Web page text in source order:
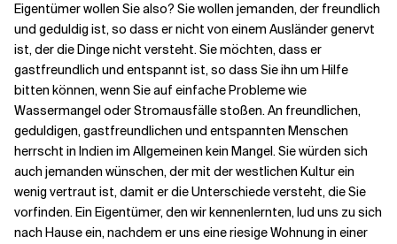
Eigentümer wollen Sie also? Sie wollen jemanden, der freundlich
und geduldig ist, so dass er nicht von einem Ausländer genervt
ist, der die Dinge nicht versteht. Sie möchten, dass er
gastfreundlich und entspannt ist, so dass Sie ihn um Hilfe
bitten können, wenn Sie auf einfache Probleme wie
Wassermangel oder Stromausfälle stoßen. An freundlichen,
geduldigen, gastfreundlichen und entspannten Menschen
herrscht in Indien im Allgemeinen kein Mangel. Sie würden sich
auch jemanden wünschen, der mit der westlichen Kultur ein
wenig vertraut ist, damit er die Unterschiede versteht, die Sie
vorfinden. Ein Eigentümer, den wir kennenlernten, lud uns zu sich
nach Hause ein, nachdem er uns eine riesige Wohnung in einer